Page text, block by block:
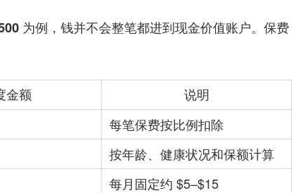
为例，钱并不会整笔都进到现金价值账户。保费
金额
说明
每笔保费按比例扣除
按年龄、健康状况和保额计算
每月固定约 $5–$15